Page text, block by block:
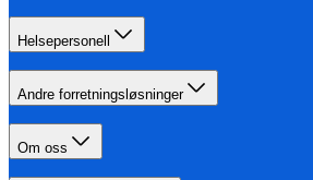
Helsepersonell
Andre forretningsløsninger
Om oss